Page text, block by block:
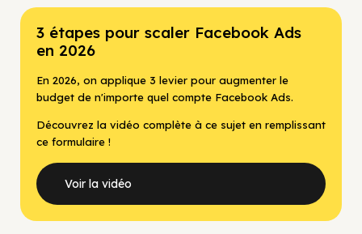
3 étapes pour scaler Facebook Ads
en 2026
En 2026, on applique 3 levier pour augmenter le
budget de n'importe quel compte Facebook Ads.
Découvrez la vidéo complète à ce sujet en remplissant
ce formulaire !
Voir la vidéo